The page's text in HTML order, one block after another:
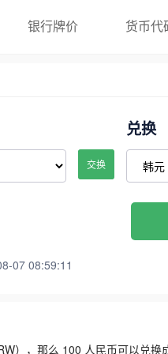
银行牌价 货币代
交换
兑换
07 08:59:11
），那么 100 人民币可以兑换